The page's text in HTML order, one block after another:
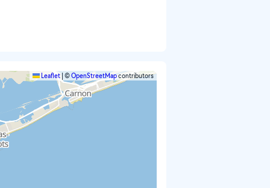
Leaflet| ©OpenStreetMapcontributors